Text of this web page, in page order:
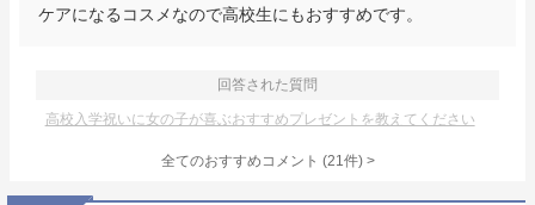
ケアになるコスメなので高校生にもおすすめです。
回答された質問
高校入学祝いに女の子が喜ぶおすすめプレゼントを教えてください
全てのおすすめコメント (21件) >